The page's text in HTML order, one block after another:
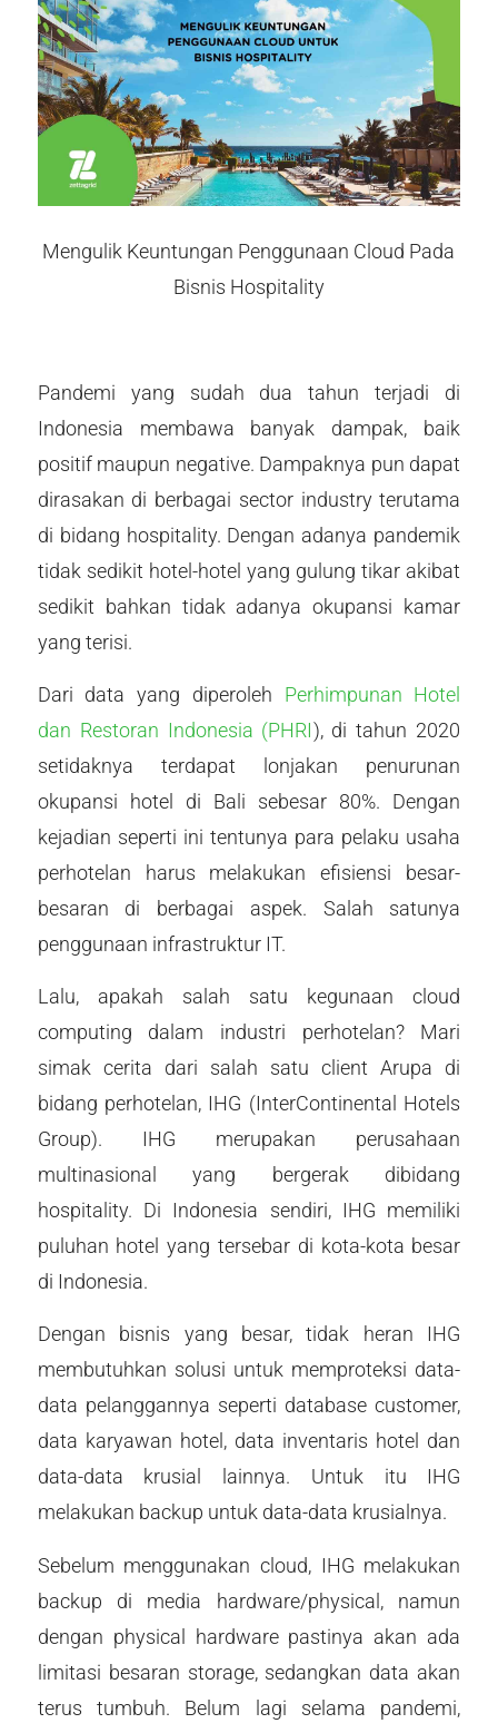
Mengulik Keuntungan Penggunaan Cloud Pada
Bisnis Hospitality
Pandemi yang sudah dua tahun terjadi di
Indonesia membawa banyak dampak, baik
positif maupun negative. Dampaknya pun dapat
dirasakan di berbagai sector industry terutama
di bidang hospitality. Dengan adanya pandemik
tidak sedikit hotel-hotel yang gulung tikar akibat
sedikit bahkan tidak adanya okupansi kamar
yang terisi.
Dari data yang diperoleh Perhimpunan Hotel
dan Restoran Indonesia (PHRI), di tahun 2020
setidaknya terdapat lonjakan penurunan
okupansi hotel di Bali sebesar 80%. Dengan
kejadian seperti ini tentunya para pelaku usaha
perhotelan harus melakukan efisiensi besar-
besaran di berbagai aspek. Salah satunya
penggunaan infrastruktur IT.
Lalu, apakah salah satu kegunaan cloud
computing dalam industri perhotelan? Mari
simak cerita dari salah satu client Arupa di
bidang perhotelan, IHG (InterContinental Hotels
Group). IHG merupakan perusahaan
multinasional yang bergerak dibidang
hospitality. Di Indonesia sendiri, IHG memiliki
puluhan hotel yang tersebar di kota-kota besar
di Indonesia.
Dengan bisnis yang besar, tidak heran IHG
membutuhkan solusi untuk memproteksi data-
data pelanggannya seperti database customer,
data karyawan hotel, data inventaris hotel dan
data-data krusial lainnya. Untuk itu IHG
melakukan backup untuk data-data krusialnya.
Sebelum menggunakan cloud, IHG melakukan
backup di media hardware/physical, namun
dengan physical hardware pastinya akan ada
limitasi besaran storage, sedangkan data akan
terus tumbuh. Belum lagi selama pandemi,